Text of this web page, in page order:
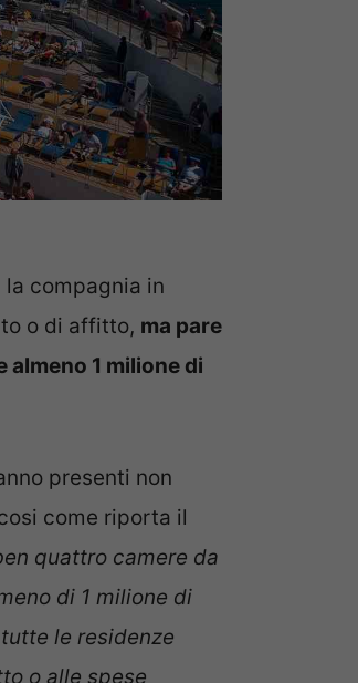
compagnia in
o di affitto, ma pare
1 milione di
presenti non
come riporta il
quattro camere da
di 1 milione di
le residenze
o alle spese